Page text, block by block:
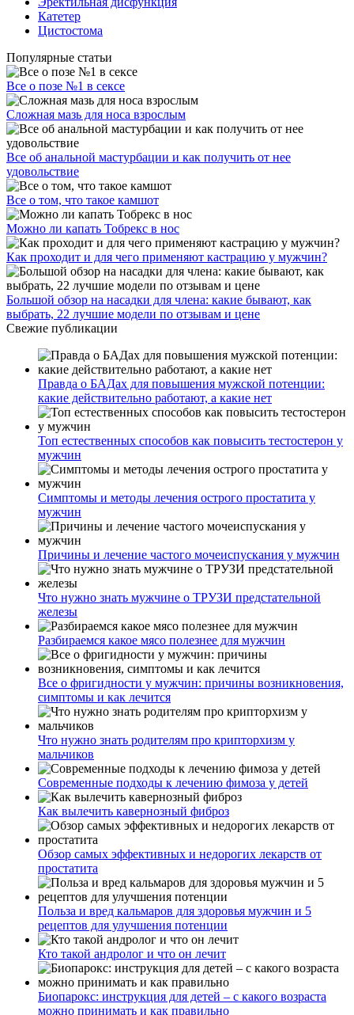
Катетер
Цистостома
Популярные статьи
Все о позе №1 в сексе
Сложная мазь для носа взрослым
Все об анальной мастурбации и как получить от нее
удовольствие
Все о том, что такое камшот
Можно ли капать Тобрекс в нос
Как проходит и для чего применяют кастрацию у мужчин?
Большой обзор на насадки для члена: какие бывают, как
выбрать, 22 лучшие модели по отзывам и цене
Свежие публикации
Правда о БАДах для повышения мужской потенции:
какие действительно работают, а какие нет
Топ естественных способов как повысить тестостерон у
мужчин
Симптомы и методы лечения острого простатита у
мужчин
Причины и лечение частого мочеиспускания у мужчин
Что нужно знать мужчине о ТРУЗИ предстательной
железы
Разбираемся какое мясо полезнее для мужчин
Все о фригидности у мужчин: причины возникновения,
симптомы и как лечится
Что нужно знать родителям про крипторхизм у
мальчиков
Современные подходы к лечению фимоза у детей
Как вылечить кавернозный фиброз
Обзор самых эффективных и недорогих лекарств от
простатита
Польза и вред кальмаров для здоровья мужчин и 5
рецептов для улучшения потенции
Кто такой андролог и что он лечит
Биопарокс: инструкция для детей – с какого возраста
можно принимать и как правильно